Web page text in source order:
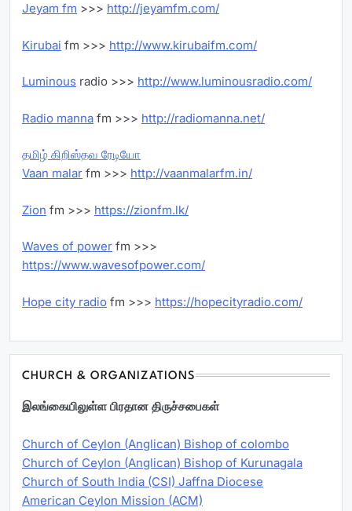
Jeyam fm >>> http://jeyamfm.com/
Kirubai fm >>> http://www.kirubaifm.com/
Luminous radio >>> http://www.luminousradio.com/
Radio manna fm >>> http://radiomanna.net/
தமிழ் கிறிஸ்தவ ரேடியோ
Vaan malar fm >>> http://vaanmalarfm.in/
Zion fm >>> https://zionfm.lk/
Waves of power fm >>>
https://www.wavesofpower.com/
Hope city radio fm >>> https://hopecityradio.com/
CHURCH & ORGANIZATIONS
இலங்கையிலுள்ள பிரதான திருச்சபைகள்
Church of Ceylon (Anglican) Bishop of colombo
Church of Ceylon (Anglican) Bishop of Kurunagala
Church of South India (CSI) Jaffna Diocese
American Ceylon Mission (ACM)